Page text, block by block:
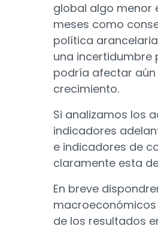
global algo menor
meses como
política
una incertidumbre
podría afectar
crecimiento.
Si analizamos los
indicadores
e indicadores de
claramente esta
En breve
macroeconómicos
de los resultados